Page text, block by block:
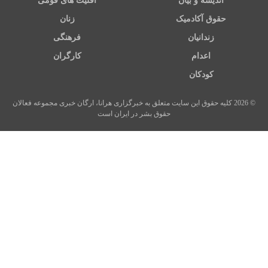
حقوق آکادمیک زنان
زندانیان فرهنگی
اعدام کارگران
کودکان
© 2026 کلیه حقوق این سایت متعلق به خبرگزاری هرانا، ارگان خبری مجموعه فعالان
حقوق بشر در ایران است